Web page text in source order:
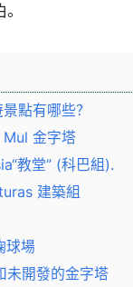
點有哪些？
金字塔
教堂” (科巴組).
建築組
球場
未開發的金字塔